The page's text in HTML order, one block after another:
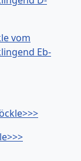
vom
Eb-